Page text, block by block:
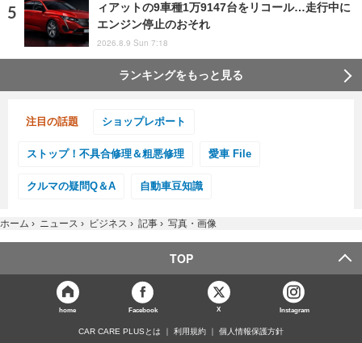
ィアットの9車種1万9147台をリコール…走行中に
エンジン停止のおそれ
2026.8.9 Sun 7:18
ランキングをもっと見る
注目の話題 ショップレポート
ストップ！不具合修理＆粗悪修理 愛車 File
クルマの疑問Q＆A 自動車豆知識
ホーム › ニュース › ビジネス › 記事 › 写真・画像
TOP
home Facebook X Instagram
CAR CARE PLUSとは 利用規約 個人情報保護方針